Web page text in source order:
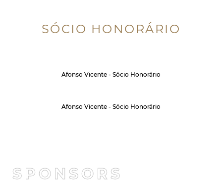
SÓCIO HONORÁRIO
Afonso Vicente - Sócio Honorário
Afonso Vicente - Sócio Honorário
SPONSORS